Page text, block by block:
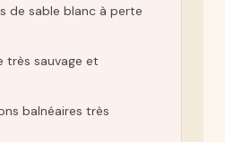
de sable blanc à perte
très sauvage et
balnéaires très